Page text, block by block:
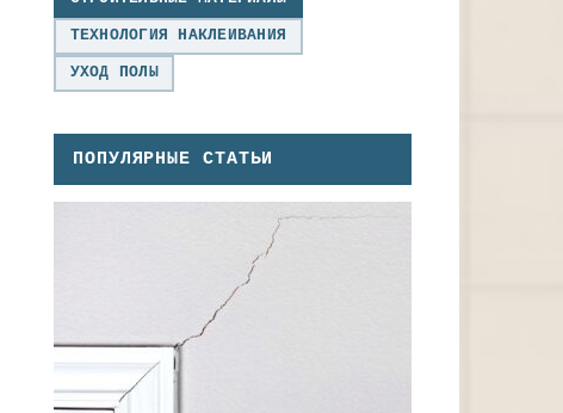
ТЕХНОЛОГИЯ НАКЛЕИВАНИЯ
УХОД ПОЛЫ
ПОПУЛЯРНЫЕ СТАТЬИ